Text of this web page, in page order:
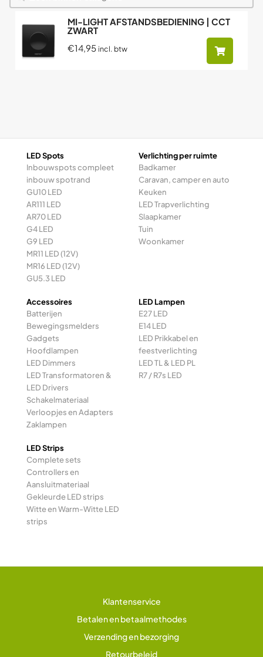
MI-LIGHT AFSTANDSBEDIENING | CCT
ZWART
€14,95 incl. btw
LED Spots
Inbouwspots compleet
inbouw spotrand
GU10 LED
AR111 LED
AR70 LED
G4 LED
G9 LED
MR11 LED (12V)
MR16 LED (12V)
GU5.3 LED
Verlichting per ruimte
Badkamer
Caravan, camper en auto
Keuken
LED Trapverlichting
Slaapkamer
Tuin
Woonkamer
Accessoires
Batterijen
Bewegingsmelders
Gadgets
Hoofdlampen
LED Dimmers
LED Transformatoren &
LED Drivers
Schakelmateriaal
Verloopjes en Adapters
Zaklampen
LED Lampen
E27 LED
E14 LED
LED Prikkabel en
feestverlichting
LED TL & LED PL
R7 / R7s LED
LED Strips
Complete sets
Controllers en
Aansluitmateriaal
Gekleurde LED strips
Witte en Warm-Witte LED
strips
Klantenservice
Betalen en betaalmethodes
Verzending en bezorging
Retourbeleid